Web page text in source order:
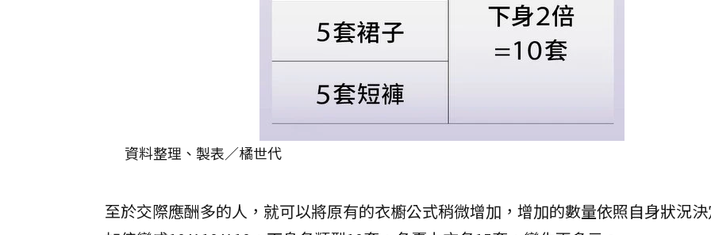
資料整理、製表／橘世代
至於交際應酬多的人，就可以將原有的衣櫥公式稍微增加，增加的數量依照自身狀況